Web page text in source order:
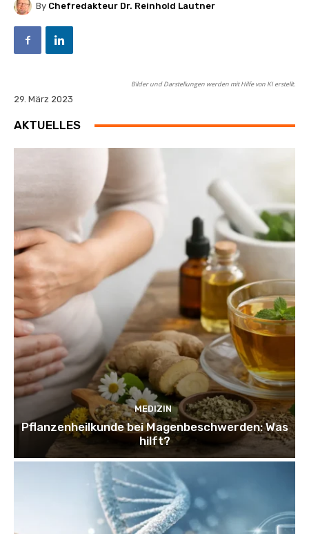
By Chefredakteur Dr. Reinhold Lautner
Bilder und Darstellungen werden mit Hilfe von KI erstellt.
29. März 2023
AKTUELLES
MEDIZIN
Pflanzenheilkunde bei Magenbeschwerden: Was
hilft?